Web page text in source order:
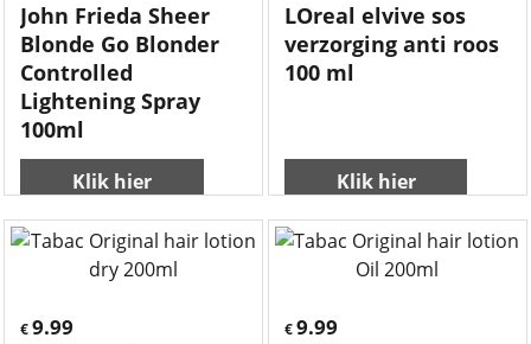
John Frieda Sheer
Blonde Go Blonder
Controlled
Lightening Spray
100ml
Klik hier
LOreal elvive sos
verzorging anti roos
100 ml
Klik hier
€ 9.99 €9.99